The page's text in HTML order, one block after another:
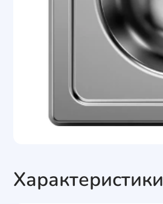
Характеристики